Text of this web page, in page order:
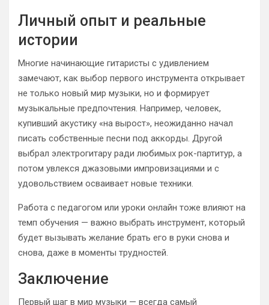
Личный опыт и реальные
истории
Многие начинающие гитаристы с удивлением
замечают, как выбор первого инструмента открывает
не только новый мир музыки, но и формирует
музыкальные предпочтения. Например, человек,
купивший акустику «на вырост», неожиданно начал
писать собственные песни под аккорды. Другой
выбрал электрогитару ради любимых рок-партитур, а
потом увлекся джазовыми импровизациями и с
удовольствием осваивает новые техники.
Работа с педагогом или уроки онлайн тоже влияют на
темп обучения — важно выбрать инструмент, который
будет вызывать желание брать его в руки снова и
снова, даже в моменты трудностей.
Заключение
Первый шаг в мир музыки — всегда самый